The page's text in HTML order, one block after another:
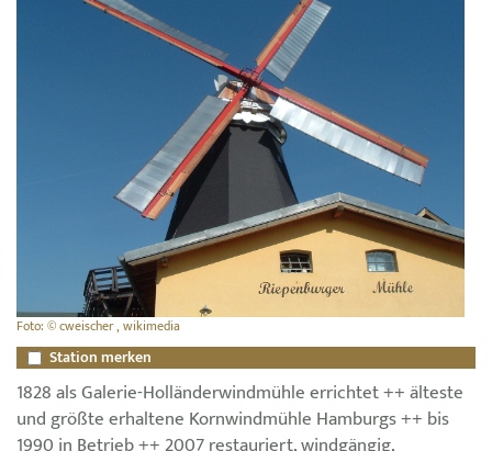
Foto: © cweischer , wikimedia
Station merken
1828 als Galerie-Holländerwindmühle errichtet ++ älteste
und größte erhaltene Kornwindmühle Hamburgs ++ bis